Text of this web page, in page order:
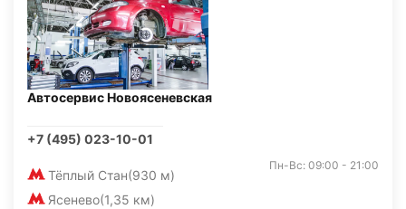
Автосервис Новоясеневская
+7 (495) 023-10-01
Тёплый Стан(930 м)
Ясенево(1,35 км)
Пн-Вс: 09:00 - 21:00